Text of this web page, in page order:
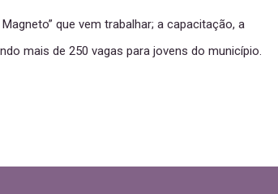
que vem trabalhar; a capacitação, a
mais de 250 vagas para jovens do município.